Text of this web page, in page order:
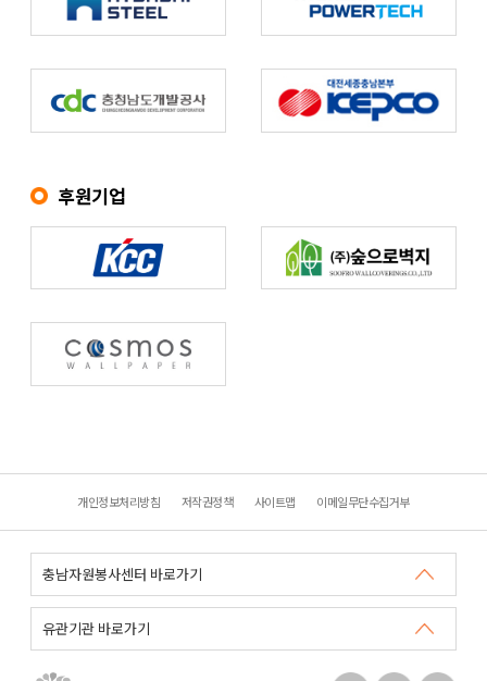
후원기업
개인정보처리방침 저작권정책 사이트맵 이메일무단수집거부